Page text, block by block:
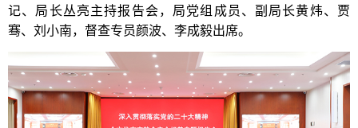
记、局长丛亮主持报告会，局党组成员、副局长黄炜、贾
骞、刘小南，督查专员颜波、李成毅出席。